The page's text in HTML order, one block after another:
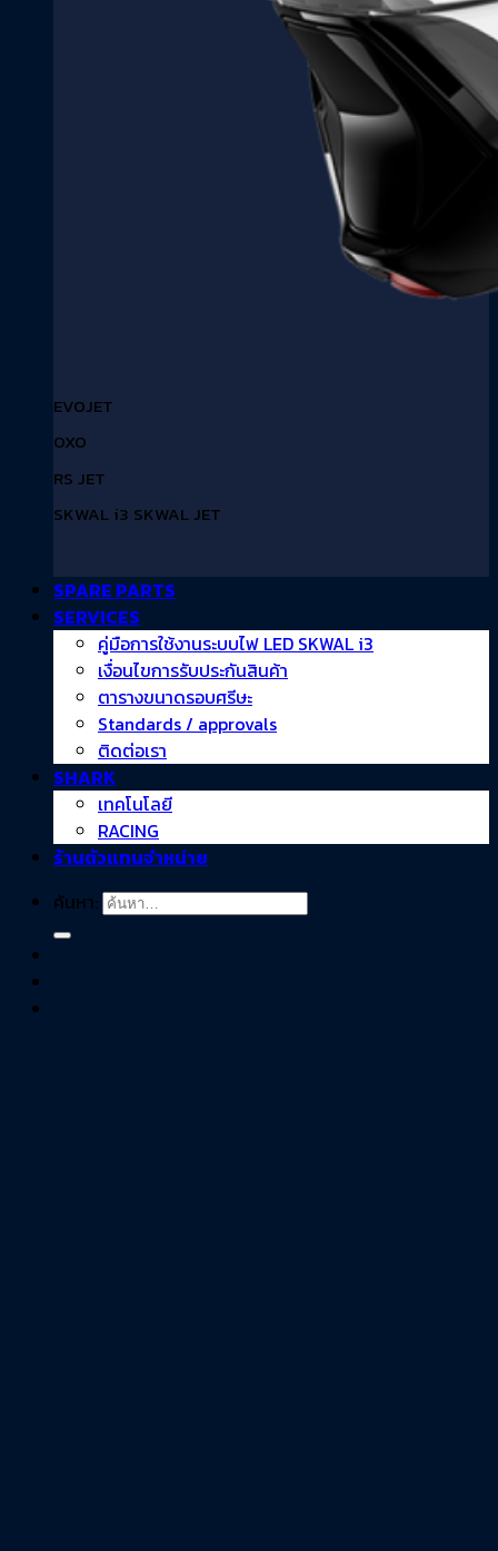
EVOJET
OXO
RS JET
SKWAL i3 SKWAL JET
SPARE PARTS
SERVICES
คู่มือการใช้งานระบบไฟ LED SKWAL i3
เงื่อนไขการรับประกันสินค้า
ตารางขนาดรอบศรีษะ
Standards / approvals
ติดต่อเรา
SHARK
เทคโนโลยี
RACING
ร้านตัวแทนจำหน่าย
ค้นหา: